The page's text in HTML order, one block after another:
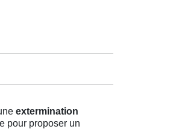
extermination
pour proposer un